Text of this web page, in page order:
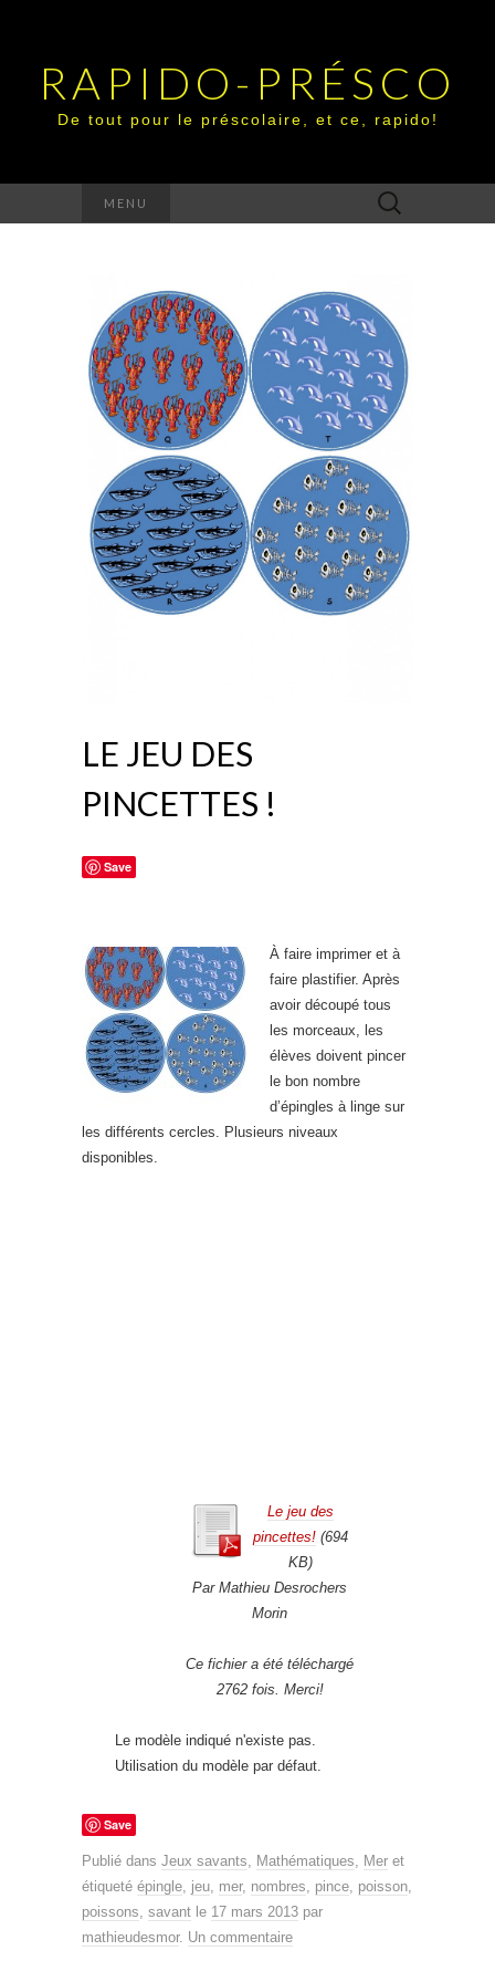
RAPIDO-PRÉSCO
De tout pour le préscolaire, et ce, rapido!
MENU Rechercher :
LE JEU DES
PINCETTES !
Save
À faire imprimer et à
faire plastifier. Après
avoir découpé tous
les morceaux, les
élèves doivent pincer
le bon nombre
d’épingles à linge sur
les différents cercles. Plusieurs niveaux
disponibles.
Le jeu des
pincettes!(694
KB)
Par Mathieu Desrochers
Morin
Ce fichier a été téléchargé
2762 fois. Merci!
Le modèle indiqué n'existe pas.
Utilisation du modèle par défaut.
Save
Publié dans Jeux savants Mathématiques Mer et
étiqueté épingle jeu mer, nombres pince poisson
poissons savant le 17 mars 2013 par
mathieudesmor. Un commentaire